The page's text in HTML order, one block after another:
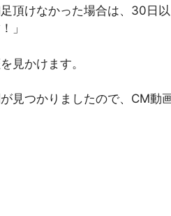
足頂けなかった場合は、30日
」
見かけます。
見つかりましたので、CM動